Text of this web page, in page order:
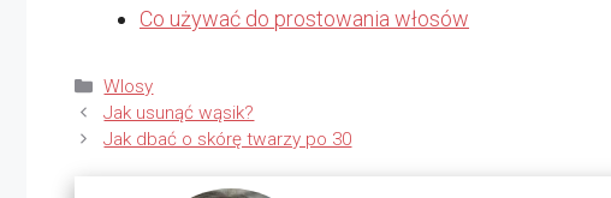
Co używać do prostowania włosów
Kategorie
Wlosy
Jak usunąć wąsik?
Jak dbać o skórę twarzy po 30